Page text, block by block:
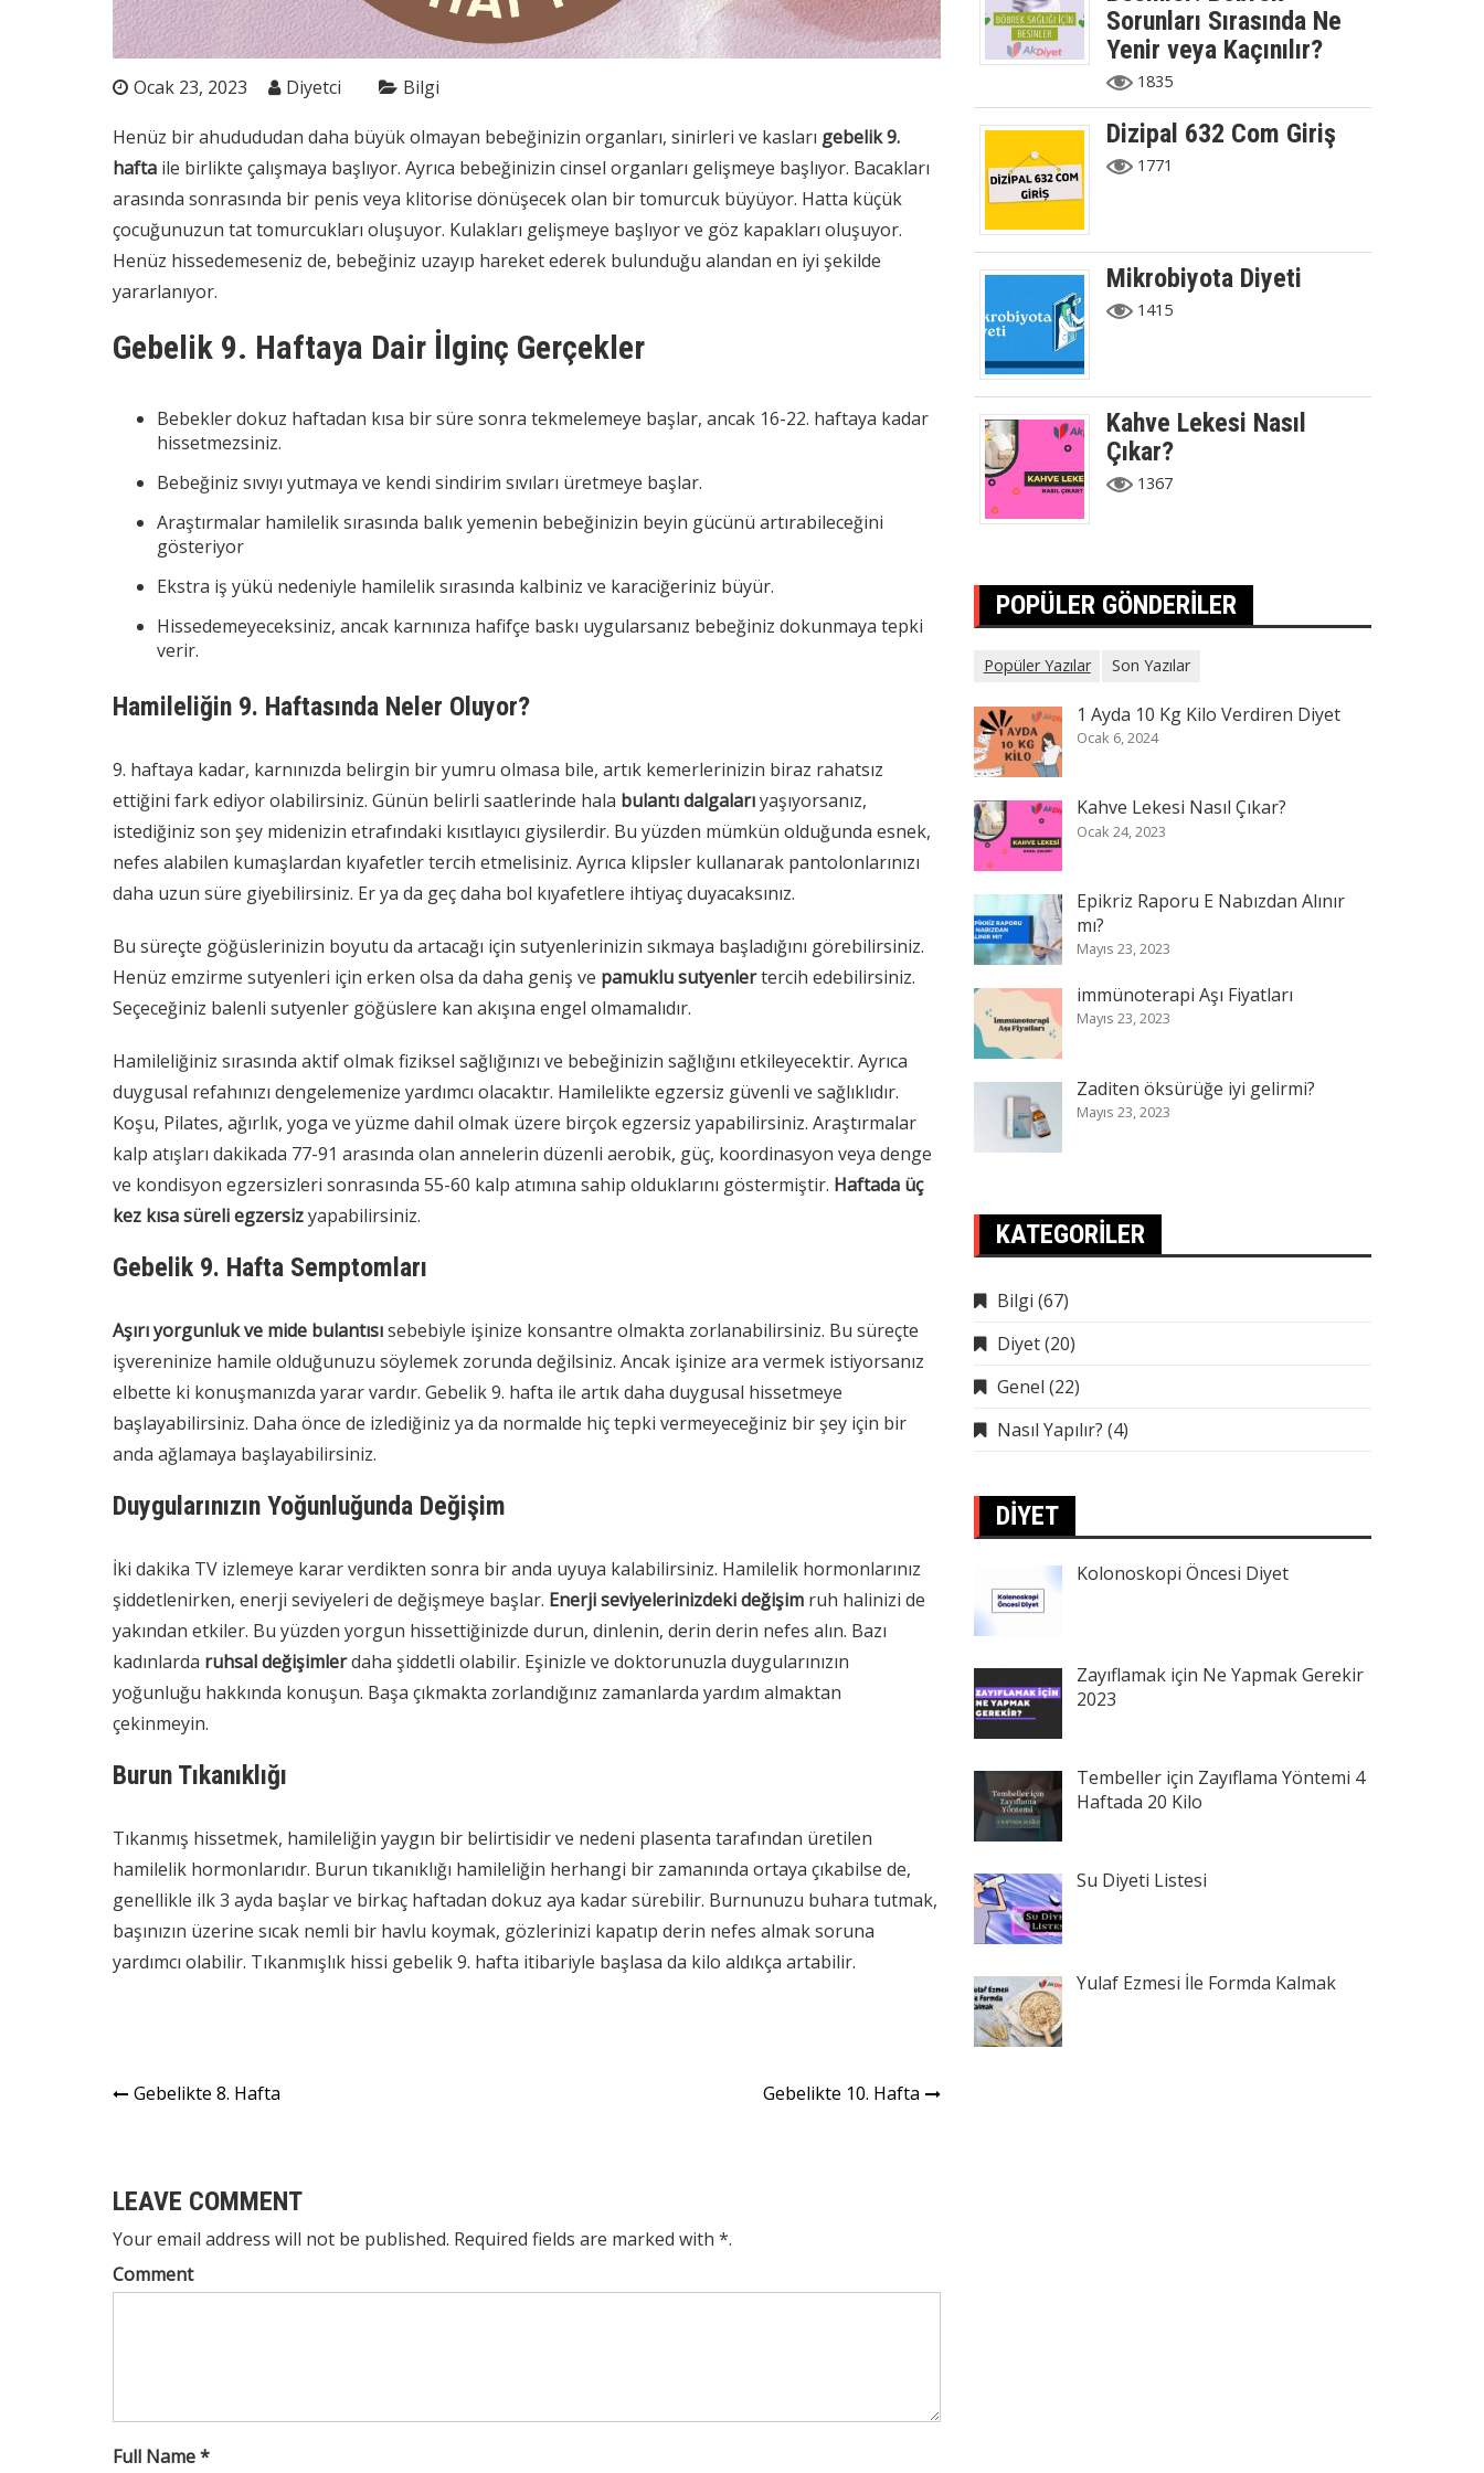
Ocak 23, 2023 Diyetci Bilgi
Henüz bir ahudududan daha büyük olmayan bebeğinizin organları, sinirleri ve kasları gebelik 9.
hafta ile birlikte çalışmaya başlıyor. Ayrıca bebeğinizin cinsel organları gelişmeye başlıyor. Bacakları
arasında sonrasında bir penis veya klitorise dönüşecek olan bir tomurcuk büyüyor. Hatta küçük
çocuğunuzun tat tomurcukları oluşuyor. Kulakları gelişmeye başlıyor ve göz kapakları oluşuyor.
Henüz hissedemeseniz de, bebeğiniz uzayıp hareket ederek bulunduğu alandan en iyi şekilde
yararlanıyor.
Gebelik 9. Haftaya Dair İlginç Gerçekler
Bebekler dokuz haftadan kısa bir süre sonra tekmelemeye başlar, ancak 16-22. haftaya kadar
hissetmezsiniz.
Bebeğiniz sıvıyı yutmaya ve kendi sindirim sıvıları üretmeye başlar.
Araştırmalar hamilelik sırasında balık yemenin bebeğinizin beyin gücünü artırabileceğini
gösteriyor
Ekstra iş yükü nedeniyle hamilelik sırasında kalbiniz ve karaciğeriniz büyür.
Hissedemeyeceksiniz, ancak karnınıza hafifçe baskı uygularsanız bebeğiniz dokunmaya tepki
verir.
Hamileliğin 9. Haftasında Neler Oluyor?
9. haftaya kadar, karnınızda belirgin bir yumru olmasa bile, artık kemerlerinizin biraz rahatsız
ettiğini fark ediyor olabilirsiniz. Günün belirli saatlerinde hala bulantı dalgalarıyaşıyorsanız,
istediğiniz son şey midenizin etrafındaki kısıtlayıcı giysilerdir. Bu yüzden mümkün olduğunda esnek,
nefes alabilen kumaşlardan kıyafetler tercih etmelisiniz. Ayrıca klipsler kullanarak pantolonlarınızı
daha uzun süre giyebilirsiniz. Er ya da geç daha bol kıyafetlere ihtiyaç duyacaksınız.
Bu süreçte göğüslerinizin boyutu da artacağı için sutyenlerinizin sıkmaya başladığını görebilirsiniz.
Henüz emzirme sutyenleri için erken olsa da daha geniş ve pamuklu sutyenlertercih edebilirsiniz.
Seçeceğiniz balenli sutyenler göğüslere kan akışına engel olmamalıdır.
Hamileliğiniz sırasında aktif olmak fiziksel sağlığınızı ve bebeğinizin sağlığını etkileyecektir. Ayrıca
duygusal refahınızı dengelemenize yardımcı olacaktır. Hamilelikte egzersiz güvenli ve sağlıklıdır.
Koşu, Pilates, ağırlık, yoga ve yüzme dahil olmak üzere birçok egzersiz yapabilirsiniz. Araştırmalar
kalp atışları dakikada 77-91 arasında olan annelerin düzenli aerobik, güç, koordinasyon veya denge
ve kondisyon egzersizleri sonrasında 55-60 kalp atımına sahip olduklarını göstermiştir. Haftada üç
kez kısa süreli egzersizyapabilirsiniz.
Gebelik 9. Hafta Semptomları
Aşırı yorgunluk ve mide bulantısısebebiyle işinize konsantre olmakta zorlanabilirsiniz. Bu süreçte
işvereninize hamile olduğunuzu söylemek zorunda değilsiniz. Ancak işinize ara vermek istiyorsanız
elbette ki konuşmanızda yarar vardır. Gebelik 9. hafta ile artık daha duygusal hissetmeye
başlayabilirsiniz. Daha önce de izlediğiniz ya da normalde hiç tepki vermeyeceğiniz bir şey için bir
anda ağlamaya başlayabilirsiniz.
Duygularınızın Yoğunluğunda Değişim
İki dakika TV izlemeye karar verdikten sonra bir anda uyuya kalabilirsiniz. Hamilelik hormonlarınız
şiddetlenirken, enerji seviyeleri de değişmeye başlar. Enerji seviyelerinizdeki değişim ruh halinizi de
yakından etkiler. Bu yüzden yorgun hissettiğinizde durun, dinlenin, derin derin nefes alın. Bazı
kadınlarda ruhsal değişimlerdaha şiddetli olabilir. Eşinizle ve doktorunuzla duygularınızın
yoğunluğu hakkında konuşun. Başa çıkmakta zorlandığınız zamanlarda yardım almaktan
çekinmeyin.
Burun Tıkanıklığı
Tıkanmış hissetmek, hamileliğin yaygın bir belirtisidir ve nedeni plasenta tarafından üretilen
hamilelik hormonlarıdır. Burun tıkanıklığı hamileliğin herhangi bir zamanında ortaya çıkabilse de,
genellikle ilk 3 ayda başlar ve birkaç haftadan dokuz aya kadar sürebilir. Burnunuzu buhara tutmak,
başınızın üzerine sıcak nemli bir havlu koymak, gözlerinizi kapatıp derin nefes almak soruna
yardımcı olabilir. Tıkanmışlık hissi gebelik 9. hafta itibariyle başlasa da kilo aldıkça artabilir.
Yazı
Gebelikte 8. Hafta Gebelikte 10. Hafta
LEAVE COMMENT
Your email address will not be published. Required fields are marked with *.
Comment
Full Name *
Sorunları Sırasında Ne
Yenir veya Kaçınılır?
1835
Dizipal 632 Com Giriş
1771
Mikrobiyota Diyeti
1415
Kahve Lekesi Nasıl
Çıkar?
1367
POPÜLER GÖNDERILER
Popüler Yazılar Son Yazılar
1 Ayda 10 Kg Kilo Verdiren Diyet
Ocak 6, 2024
Kahve Lekesi Nasıl Çıkar?
Ocak 24, 2023
Epikriz Raporu E Nabızdan Alınır
mı?
Mayıs 23, 2023
immünoterapi Aşı Fiyatları
Mayıs 23, 2023
Zaditen öksürüğe iyi gelirmi?
Mayıs 23, 2023
KATEGORILER
Bilgi (67)
Diyet(20)
Genel (22)
Nasıl Yapılır? (4)
DIYET
Kolonoskopi Öncesi Diyet
Zayıflamak için Ne Yapmak Gerekir
2023
Tembeller için Zayıflama Yöntemi 4
Haftada 20 Kilo
Su Diyeti Listesi
Yulaf Ezmesi İle Formda Kalmak